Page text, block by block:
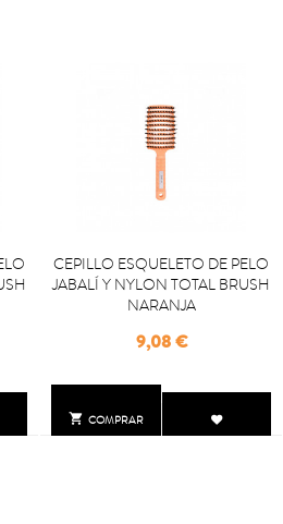
 COMPRAR
CEPILLO ESQUELETO DE PELO
JABALÍ Y NYLON TOTAL BRUSH
NARANJA
Precio
9,08 €